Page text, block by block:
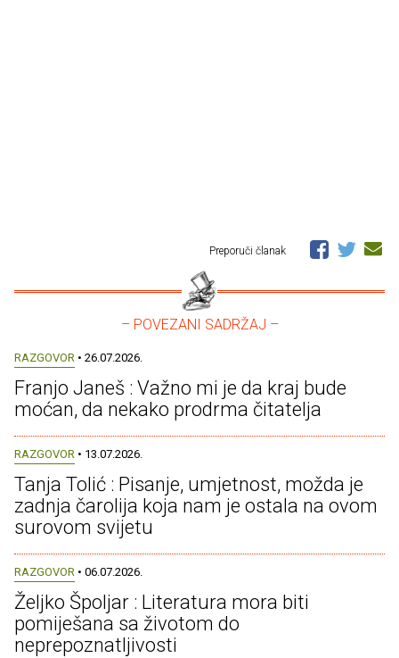
Preporuči članak
– POVEZANI SADRŽAJ –
RAZGOVOR • 26.07.2026.
Franjo Janeš : Važno mi je da kraj bude
moćan, da nekako prodrma čitatelja
RAZGOVOR • 13.07.2026.
Tanja Tolić : Pisanje, umjetnost, možda je
zadnja čarolija koja nam je ostala na ovom
surovom svijetu
RAZGOVOR • 06.07.2026.
Željko Špoljar : Literatura mora biti
pomiješana sa životom do
neprepoznatljivosti